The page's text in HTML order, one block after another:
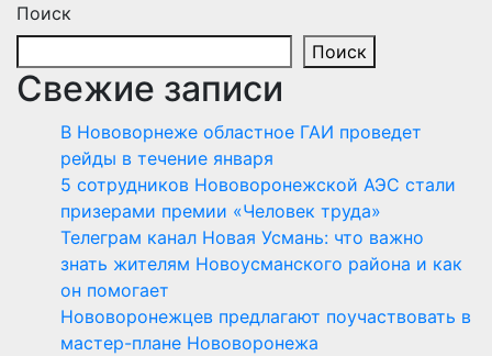
Поиск
Поиск
Свежие записи
В Нововорнеже областное ГАИ проведет
рейды в течение января
5 сотрудников Нововоронежской АЭС стали
призерами премии «Человек труда»
Телеграм канал Новая Усмань: что важно
знать жителям Новоусманского района и как
он помогает
Нововоронежцев предлагают поучаствовать в
мастер-плане Нововоронежа